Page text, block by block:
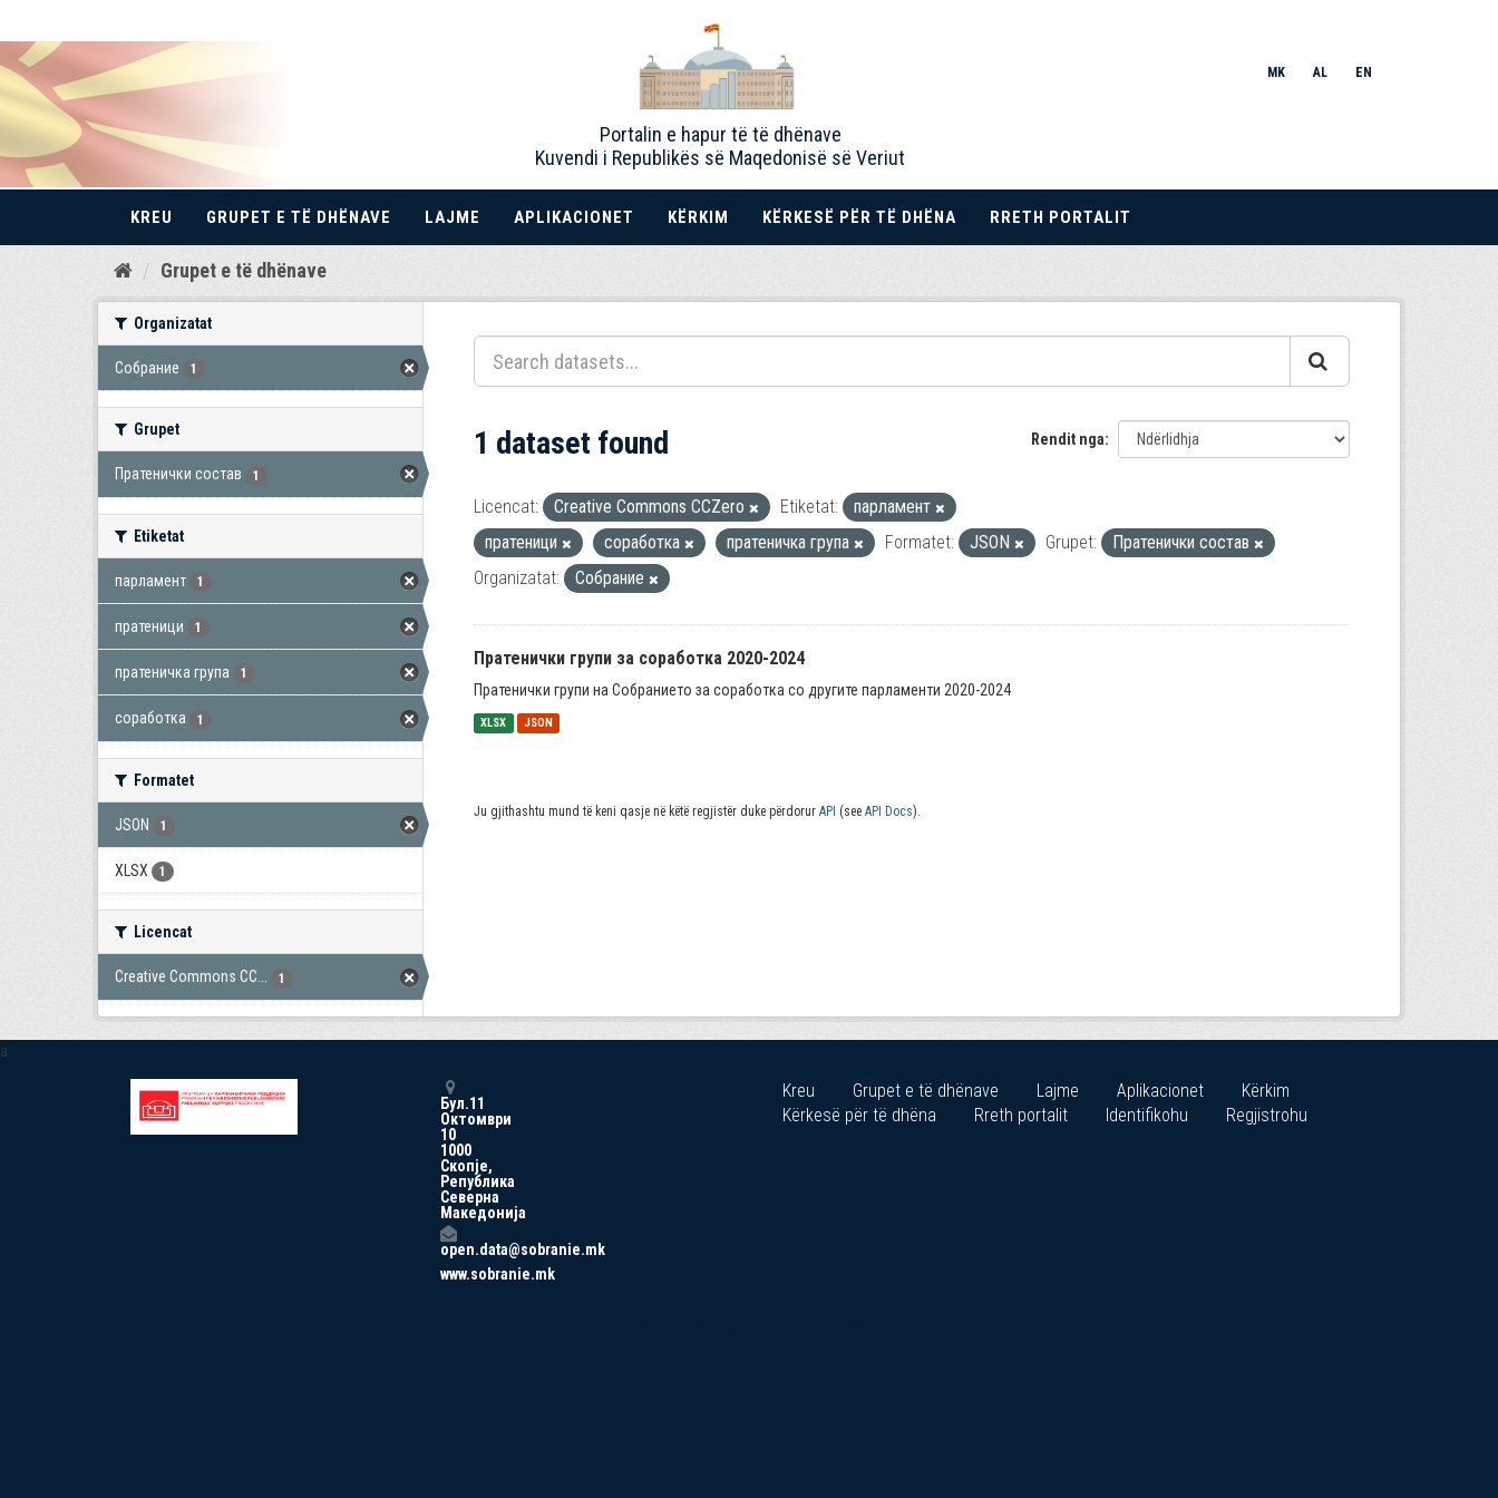
Kalo
Portalin e hapur të të dhënave
Kuvendi i Republikës së Maqedonisë së Veriut
MK AL EN
KREU GRUPET E TË DHËNAVE LAJME APLIKACIONET KËRKIM KËRKESË PËR TË DHËNA RRETH PORTALIT
Grupet e të dhënave
Organizatat
Собрание 1
Grupet
Пратенички состав 1
Etiketat
парламент 1
пратеници 1
пратеничка група 1
соработка 1
Formatet
JSON 1
XLSX 1
Licencat
Creative Commons CC... 1
Rendit nga
1 dataset found
Licencat: Creative Commons CCZero Etiketat:
парламент
пратеници
соработка пратеничка група Formatet: JSON Grupet:
Пратенички состав
Organizatat:
Собрание
Пратенички групи за соработка 2020-2024
Пратенички групи на Собранието за соработка со другите парламенти 2020-2024
XLSX JSON
Ju gjithashtu mund të keni qasje në këtë regjistër duke përdorur API (see API Docs).
a
Бул.11
Октомври
10
1000
Скопје,
Република
Северна
Македонија
open.data@sobranie.mk
www.sobranie.mk
Kreu Grupet e të dhënave Lajme Aplikacionet
Kërkim
Kërkesë për të dhëna
Rreth portalit Identifikohu Regjistrohu